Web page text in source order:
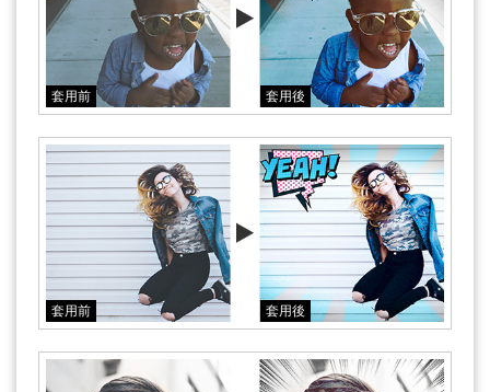
套用前 套用後
套用前 套用後